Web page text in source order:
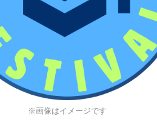
※画像はイメージです